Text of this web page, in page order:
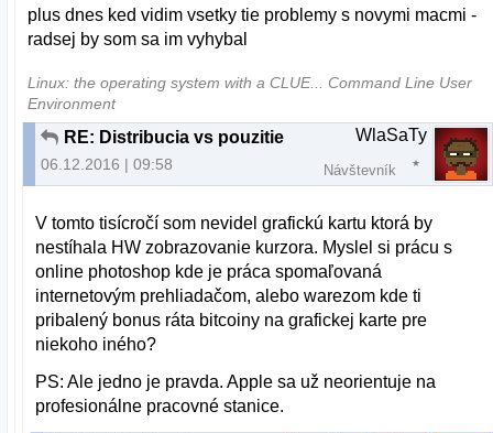
plus dnes ked vidim vsetky tie problemy s novymi macmi -
radsej by som sa im vyhybal
Linux: the operating system with a CLUE... Command Line User
Environment
RE: Distribucia vs pouzitie
06.12.2016 | 09:58
WlaSaTy
Návštevník
V tomto tisícročí som nevidel grafickú kartu ktorá by
nestíhala HW zobrazovanie kurzora. Myslel si prácu s
online photoshop kde je práca spomaľovaná
internetovým prehliadačom, alebo warezom kde ti
pribalený bonus ráta bitcoiny na grafickej karte pre
niekoho iného?
PS: Ale jedno je pravda. Apple sa už neorientuje na
profesionálne pracovné stanice.